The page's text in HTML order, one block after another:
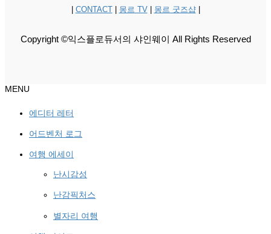
CONTACT| 몽르 TV| 몽르 굿즈샵|
Copyright ©익스플로듀서의 샤인웨이 All Rights Reserved
MENU
에디터 레터
어드벤처 로그
여행 에세이
난시감성
난감픽처스
별자리 여행